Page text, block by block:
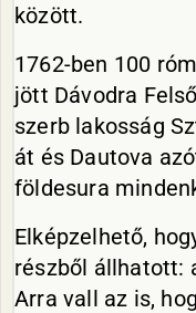
között.
1762-ben 100
jött Dávodra
szerb lakosság
át és Dautova
földesura
Elképzelhető,
részből állhatott:
Arra vall az is,